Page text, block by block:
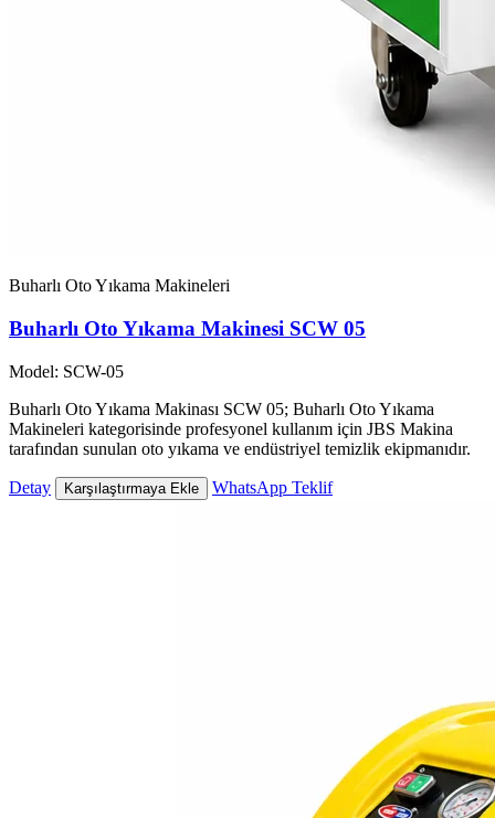
Buharlı Oto Yıkama Makineleri
Buharlı Oto Yıkama Makinesi SCW 05
Model: SCW-05
Buharlı Oto Yıkama Makinası SCW 05; Buharlı Oto Yıkama
Makineleri kategorisinde profesyonel kullanım için JBS Makina
tarafından sunulan oto yıkama ve endüstriyel temizlik ekipmanıdır.
Detay Karşılaştırmaya Ekle WhatsApp Teklif